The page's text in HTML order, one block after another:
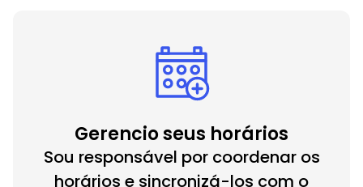
Gerencio seus horários
Sou responsável por coordenar os
horários e sincronizá-los com o